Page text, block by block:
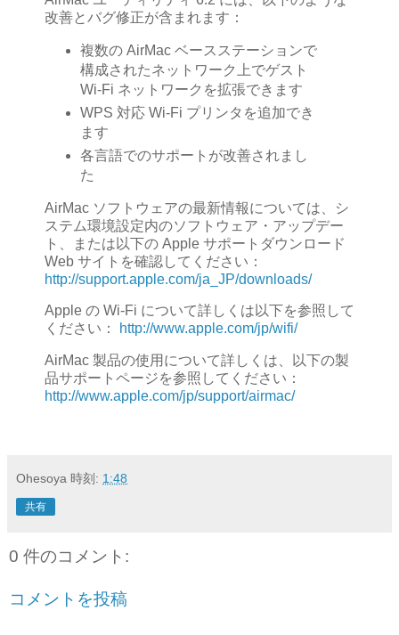
改善とバグ修正が含まれます：
複数の AirMac ベースステーションで
構成されたネットワーク上でゲスト
Wi-Fi ネットワークを拡張できます
WPS 対応 Wi-Fi プリンタを追加でき
ます
各言語でのサポートが改善されまし
た
AirMac ソフトウェアの最新情報については、シ
ステム環境設定内のソフトウェア・アップデー
ト、または以下の Apple サポートダウンロード
Web サイトを確認してください：
http://support.apple.com/ja_JP/downloads/
Apple の Wi-Fi について詳しくは以下を参照して
ください：
http://www.apple.com/jp/wifi/
AirMac 製品の使用について詳しくは、以下の製
品サポートページを参照してください：
http://www.apple.com/jp/support/airmac/
Ohesoya 時刻: 1:48
共有
0 件のコメント:
コメントを投稿